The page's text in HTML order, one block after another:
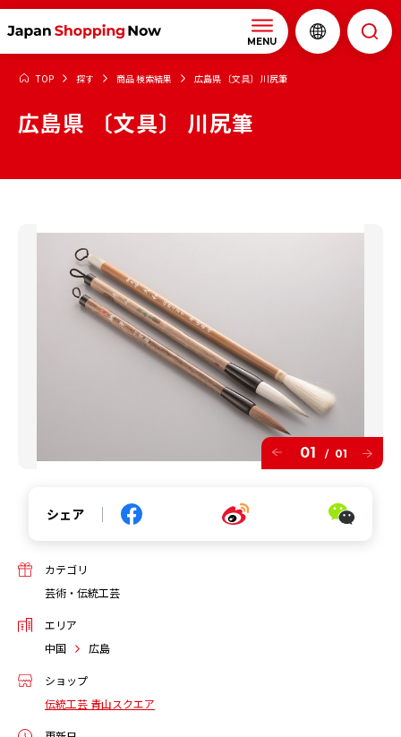
MENU
TOP 探す 商品 検索結果 広島県 〔文具〕 川尻筆
広島県 〔文具〕 川尻筆
01 / 01
シェア
カテゴリ
芸術・伝統工芸
エリア
中国
広島
ショップ
伝統工芸 青山スクエア